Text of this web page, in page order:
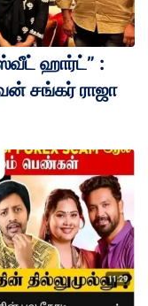
ஹார்ட்” :
சங்கர் ராஜா